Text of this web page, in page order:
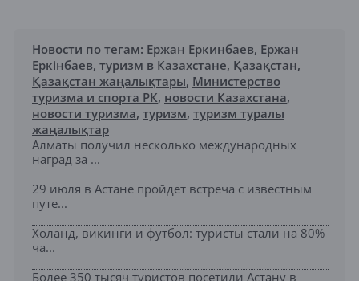
Новости по тегам: Ержан Еркинбаев, Ержан
Еркінбаев, туризм в Казахстане, Қазақстан,
Қазақстан жаңалықтары, Министерство
туризма и спорта РК, новости Казахстана,
новости туризма, туризм, туризм туралы
жаңалықтар
Алматы получил несколько международных
наград за ...
29 июля в Астане пройдет встреча с известным
путе...
Холанд, викинги и футбол: туристы стали на 80%
ча...
Более 350 тысяч туристов посетили Астану в